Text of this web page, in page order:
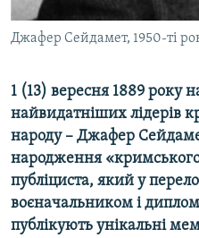
УКРАЇНСЬКА ПРОБЛЕМА КРИМУ
ІНФОГРАФІКА
ДОЛУЧАЙСЯ!
Усі сайти RFE/RL
Джафер Сейдамет, 1950-ті
1 (13) вересня 1889 року
найвидатніших лідерів
народу – Джафер
народження
публіциста, який у
воєначальником і
публікують унікальні